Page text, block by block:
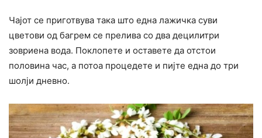
Чајот се приготвува така што една лажичка суви
цветови од багрем се прелива со два децилитри
зовриена вода. Поклопете и оставете да отстои
половина час, а потоа процедете и пијте една до три
шолји дневно.